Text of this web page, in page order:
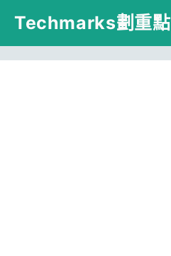
跳
主
Techmarks劃重點